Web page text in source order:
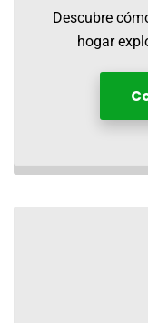
Descubre
hogar